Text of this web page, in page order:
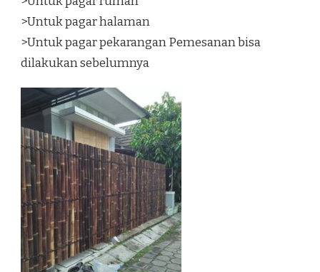
>Untuk pagar halaman
>Untuk pagar pekarangan Pemesanan bisa
dilakukan sebelumnya